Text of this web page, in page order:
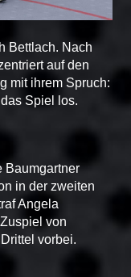
Bettlach. Nach
auf den
mit ihrem Spruch:
Spiel los.
Baumgartner
in der zweiten
Angela
von
vorbei.